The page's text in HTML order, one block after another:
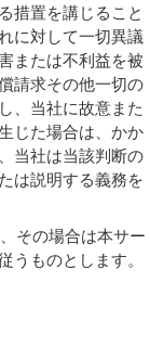
措置を講じること
に対して一切異議
または不利益を被
請求その他一切の
、当社に故意また
じた場合は、かか
当社は当該判断の
は説明する義務を
その場合は本サー
うものとします。